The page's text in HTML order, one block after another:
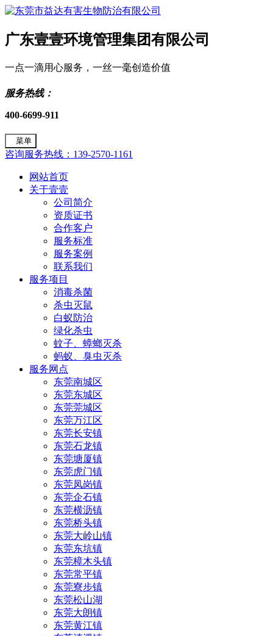
广东壹壹环境管理集团有限公司
一点一滴用心服务，一丝一毫创造价值
服务热线：
400-6699-911
菜单
咨询服务热线：139-2570-1161
网站首页
关于壹壹
公司简介
资质证书
合作客户
服务标准
服务案例
联系我们
服务项目
消毒杀菌
杀虫灭鼠
白蚁防治
绿化杀虫
蚊子、蟑螂灭杀
蚂蚁、臭虫灭杀
服务网点
东莞南城区
东莞东城区
东莞莞城区
东莞万江区
东莞长安镇
东莞石龙镇
东莞塘厦镇
东莞虎门镇
东莞凤岗镇
东莞企石镇
东莞横沥镇
东莞桥头镇
东莞大岭山镇
东莞东坑镇
东莞樟木头镇
东莞常平镇
东莞寮步镇
东莞松山湖
东莞大朗镇
东莞黄江镇